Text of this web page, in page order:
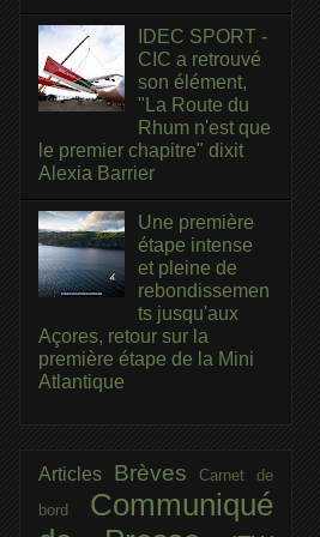
IDEC SPORT -
CIC a retrouvé
son élément,
"La Route du
Rhum n'est que
le premier chapitre" dixit
Alexia Barrier
Une première
étape intense
et pleine de
rebondissemen
ts jusqu'aux
Açores, retour sur la
première étape de la Mini
Atlantique
Articles BrèvesCarnet de
bord Communiqué